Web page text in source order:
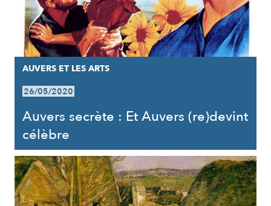
AUVERS ET LES ARTS
26/05/2020
Auvers secrète : Et Auvers (re)devint
célèbre